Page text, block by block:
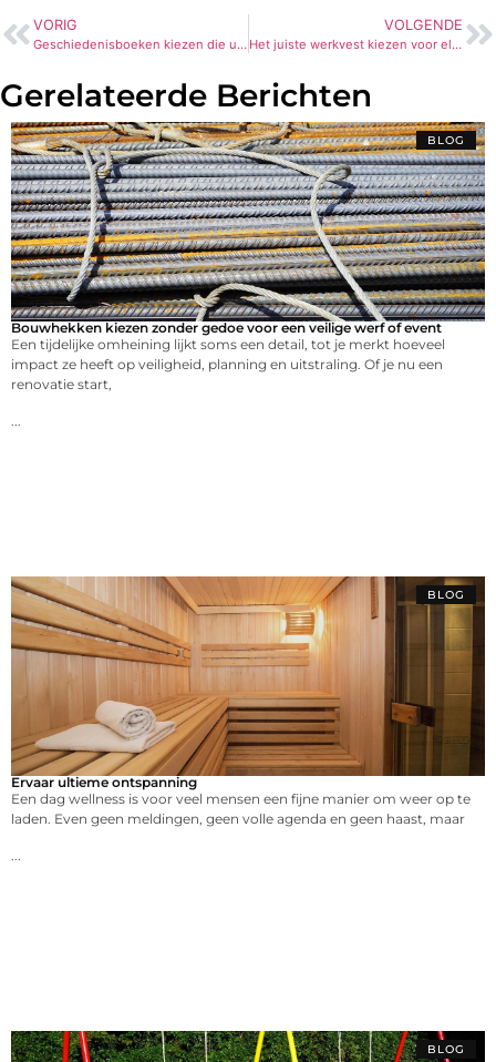
VORIG
Geschiedenisboeken kiezen die u echt verder helpen
VOLGENDE
Het juiste werkvest kiezen voor elke werkdag
Gerelateerde Berichten
BLOG
Bouwhekken kiezen zonder gedoe voor een veilige werf of event
Een tijdelijke omheining lijkt soms een detail, tot je merkt hoeveel
impact ze heeft op veiligheid, planning en uitstraling. Of je nu een
renovatie start,
BLOG
Ervaar ultieme ontspanning
Een dag wellness is voor veel mensen een fijne manier om weer op te
laden. Even geen meldingen, geen volle agenda en geen haast, maar
BLOG